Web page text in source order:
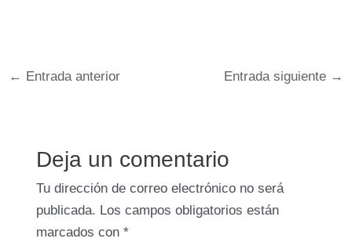
← Entrada anterior Entrada siguiente →
Deja un comentario
Tu dirección de correo electrónico no será
publicada. Los campos obligatorios están
marcados con *